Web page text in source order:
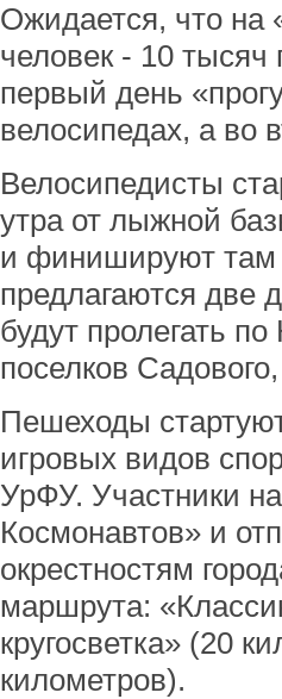
Ожидается, что на
человек - 10
первый день
велосипедах, а во
Велосипедисты
утра от лыжной
и финишируют там
предлагаются две
будут пролегать
поселков
Пешеходы
игровых видов
УрФУ. Участники
Космонавтов» и
окрестностям
маршрута:
кругосветка» (20
километров).